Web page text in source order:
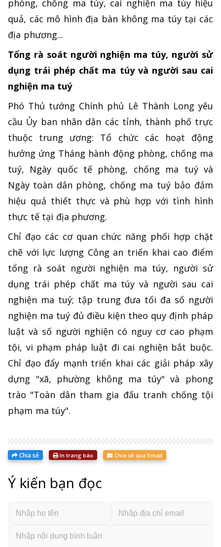
phòng, chống ma túy, cai nghiện ma túy hiệu
quả, các mô hình địa bàn không ma túy tại các
địa phương...
Tổng rà soát người nghiện ma túy, người sử
dụng trái phép chất ma túy và người sau cai
nghiện ma tuý
Phó Thủ tướng Chính phủ Lê Thành Long yêu
cầu Ủy ban nhân dân các tỉnh, thành phố trực
thuộc trung ương: Tổ chức các hoạt động
hưởng ứng Tháng hành động phòng, chống ma
tuý, Ngày quốc tế phòng, chống ma tuý và
Ngày toàn dân phòng, chống ma tuý bảo đảm
hiệu quả thiết thực và phù hợp với tình hình
thực tế tại địa phương.
Chỉ đạo các cơ quan chức năng phối hợp chặt
chẽ với lực lượng Công an triển khai cao điểm
tổng rà soát người nghiện ma túy, người sử
dụng trái phép chất ma túy và người sau cai
nghiện ma tuý; tập trung đưa tối đa số người
nghiện ma tuý đủ điều kiện theo quy định pháp
luật và số người nghiện có nguy cơ cao phạm
tội, vi phạm pháp luật đi cai nghiện bắt buộc.
Chỉ đạo đẩy mạnh triển khai các giải pháp xây
dựng "xã, phường không ma túy" và phong
trào "Toàn dân tham gia đấu tranh chống tội
phạm ma túy".
Chia sẻ In trang báo Chia sẻ qua Email
Ý kiến bạn đọc